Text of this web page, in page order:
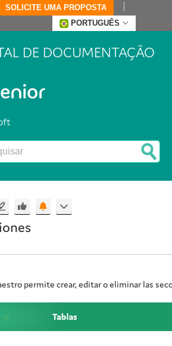
SOLICITE UMA PROPOSTA
PORTUGUÊS
DE DOCUMENTAÇÃO
permite crear, editar o eliminar las